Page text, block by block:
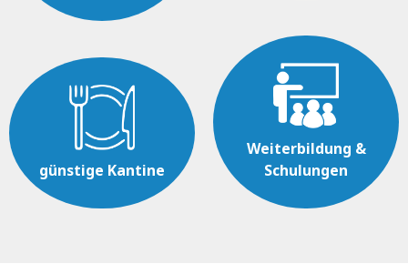
günstige Kantine
Weiterbildung &
Schulungen